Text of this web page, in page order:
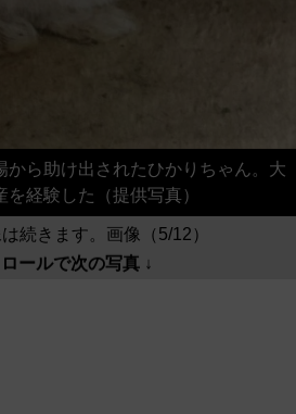
から助け出されたひかりちゃん。大
経験した（提供写真）
続きます。画像（5/12）
ロールで次の写真 ↓